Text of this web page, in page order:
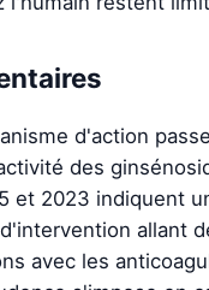
d'action
des
et 2023 indiquent
allant
avec les